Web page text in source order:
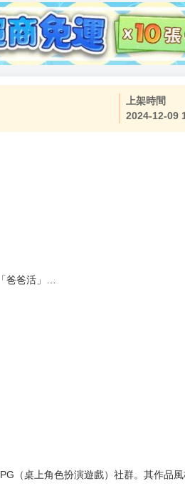
上架時間
2024-12-09
爸爸活」…
（桌上角色扮演遊戲）社群。其作品